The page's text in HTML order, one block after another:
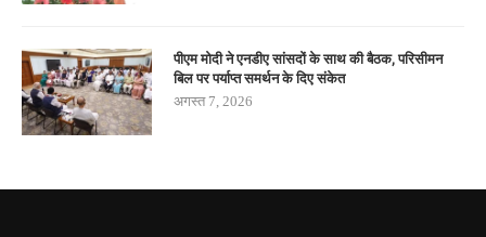
पीएम मोदी ने एनडीए सांसदों के साथ की बैठक, परिसीमन
बिल पर पर्याप्त समर्थन के दिए संकेत
अगस्त 7, 2026